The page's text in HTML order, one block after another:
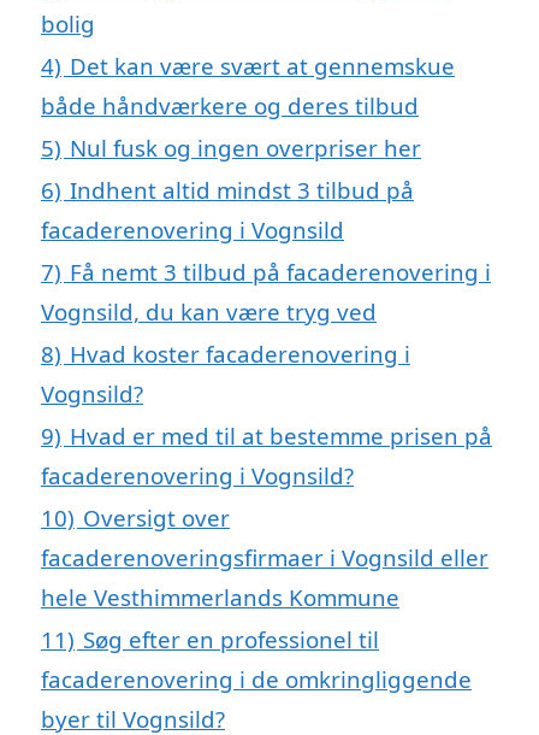
bolig
4) Det kan være svært at gennemskue
både håndværkere og deres tilbud
5) Nul fusk og ingen overpriser her
6) Indhent altid mindst 3 tilbud på
facaderenovering i Vognsild
7) Få nemt 3 tilbud på facaderenovering i
Vognsild, du kan være tryg ved
8) Hvad koster facaderenovering i
Vognsild?
9) Hvad er med til at bestemme prisen på
facaderenovering i Vognsild?
10) Oversigt over
facaderenoveringsfirmaer i Vognsild eller
hele Vesthimmerlands Kommune
11) Søg efter en professionel til
facaderenovering i de omkringliggende
byer til Vognsild?